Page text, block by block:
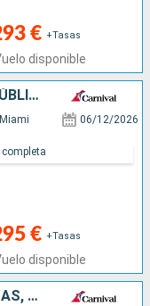
€ +Tasas
disponible
ESTADOS UNIDOS, BAHAMAS, REPÚBLICA DOMINICANA
Miami 06/12/2026
€ +Tasas
disponible
completa
SAN MARTÍN, PORTO RICO, BAHAMAS, ESTADOS UNIDOS